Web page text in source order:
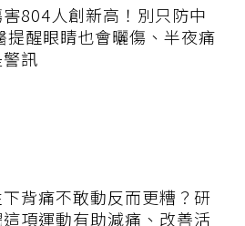
804人創新高！別只防中
提醒眼睛也會曬傷、半夜痛
訊
背痛不敢動反而更糟？研
項運動有助減痛、改善活